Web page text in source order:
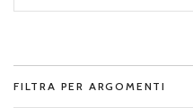
FILTRA PER ARGOMENTI